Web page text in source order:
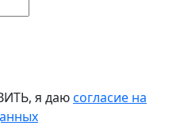
я даюсогласие на